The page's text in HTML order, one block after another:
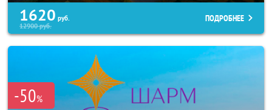
1620 руб.
12900руб.
ПОДРОБНЕЕ
-50%